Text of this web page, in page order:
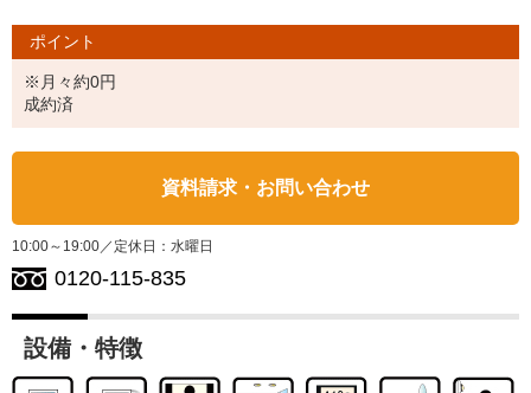
ポイント
※月々約0円
成約済
資料請求・お問い合わせ
10:00～19:00／定休日：水曜日
0120-115-835
設備・特徴